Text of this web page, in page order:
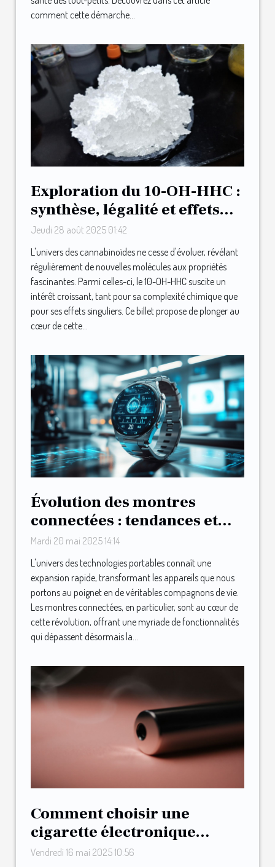
comment cette démarche...
Exploration du 10-OH-HHC :
synthèse, légalité et effets
ressentis
Jeudi 28 août 2025 01:42
L'univers des cannabinoïdes ne cesse d'évoluer, révélant
régulièrement de nouvelles molécules aux propriétés
fascinantes. Parmi celles-ci, le 10-OH-HHC suscite un
intérêt croissant, tant pour sa complexité chimique que
pour ses effets singuliers. Ce billet propose de plonger au
cœur de cette...
Évolution des montres
connectées : tendances et
technologies en 2025
Mardi 20 mai 2025 14:14
L'univers des technologies portables connaît une
expansion rapide, transformant les appareils que nous
portons au poignet en de véritables compagnons de vie.
Les montres connectées, en particulier, sont au cœur de
cette révolution, offrant une myriade de fonctionnalités
qui dépassent désormais la...
Comment choisir une
cigarette électronique
adaptée à votre budget
Vendredi 16 mai 2025 10:56